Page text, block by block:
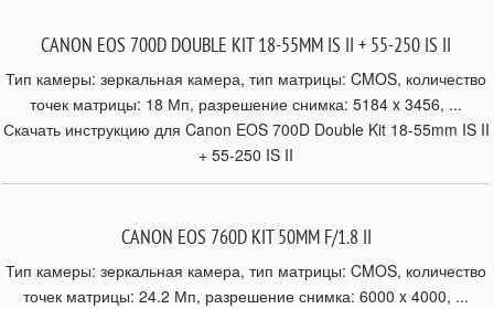
CANON EOS 700D DOUBLE KIT 18-55MM IS II + 55-250 IS II
Тип камеры: зеркальная камера, тип матрицы: CMOS, количество
точек матрицы: 18 Мп, разрешение снимка: 5184 x 3456, ...
Скачать инструкцию для Canon EOS 700D Double Kit 18-55mm IS II
+ 55-250 IS II
CANON EOS 760D KIT 50MM F/1.8 II
Тип камеры: зеркальная камера, тип матрицы: CMOS, количество
точек матрицы: 24.2 Мп, разрешение снимка: 6000 x 4000, ...